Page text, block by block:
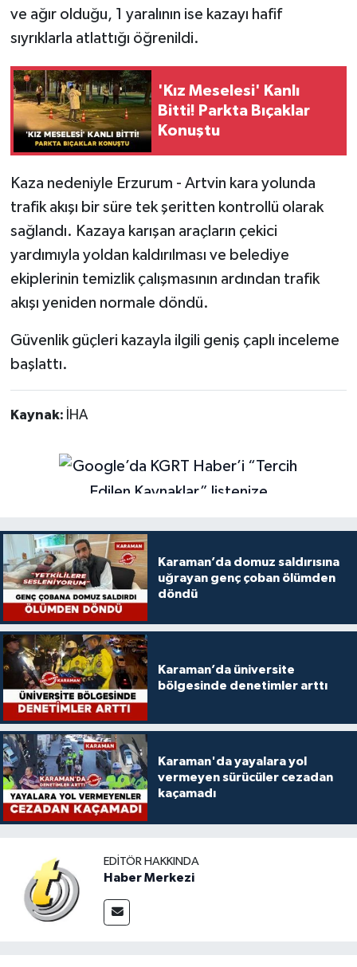
ve ağır olduğu, 1 yaralının ise kazayı hafif
sıyrıklarla atlattığı öğrenildi.
'Kız Meselesi' Kanlı
Bitti! Parkta Bıçaklar
Konuştu
Kaza nedeniyle Erzurum - Artvin kara yolunda
trafik akışı bir süre tek şeritten kontrollü olarak
sağlandı. Kazaya karışan araçların çekici
yardımıyla yoldan kaldırılması ve belediye
ekiplerinin temizlik çalışmasının ardından trafik
akışı yeniden normale döndü.
Güvenlik güçleri kazayla ilgili geniş çaplı inceleme
başlattı.
Kaynak: İHA
Karaman’da domuz saldırısına
uğrayan genç çoban ölümden
döndü
Karaman’da üniversite
bölgesinde denetimler arttı
Karaman'da yayalara yol
vermeyen sürücüler cezadan
kaçamadı
EDITÖR HAKKINDA
Haber Merkezi